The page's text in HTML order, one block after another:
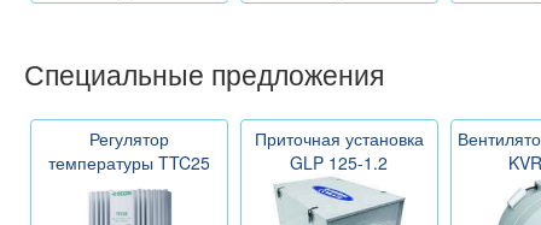
Специальные предложения
Регулятор
температуры TTC25
Приточная установка
GLP 125-1.2